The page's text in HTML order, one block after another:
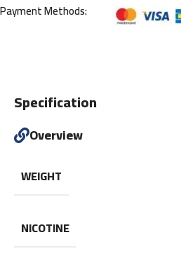
Payment Methods:
Specification
Overview
WEIGHT
NICOTINE